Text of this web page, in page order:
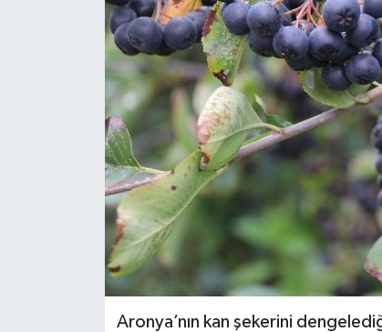
Aronya’nın kan şekerini
Teknoloji
Tokat Haberleri